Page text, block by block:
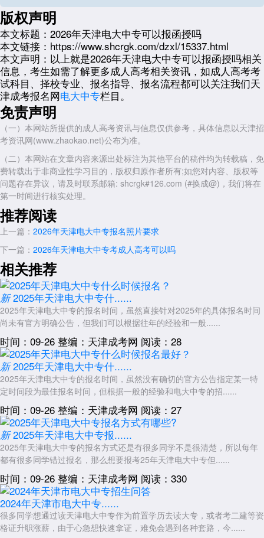
这种学习形式的优势在于灵活性。学员可以根据自己的工作和生活安
排，在任意时间、任意地点登录学习平台。课程视频可以反复观看，方便
学员巩固理解。线上作业有明确的截止时间，帮助学员把握学习进度。
与函授相比，电大中专的线上学习更加系统化和规范化。每门课程都
有完整的教学视频，而不是仅仅依靠文字教材。学习平台会记录学习时
长，作为形成性考核的依据。这种设计既保证了学习的灵活性，也确保了
学习过程的可控性。
电大中专与函授的衔接可能性
虽然2026年天津电大中专本身不是函授形式，但完成电大中专学业
后，可以与函授形式的高等教育进行衔接。电大中专毕业证书是国家认可
的中等学历，可以作为报考成人高考函授专科的学历依据。
这种衔接路径对希望继续提升学历的学员很有价值。通过电大中专学
习掌握基础专业知识后，再通过函授形式攻读专科，可以实现学历层次的
提升。两个阶段的学习形式都是灵活方便的，适合在职人员边工作边学
习。
在专业选择上，学员可以考虑两个阶段的衔接。电大中专学习某个专
业后，函授专科可以选择相同或相近专业，这样知识体系可以延续，学习
起来更加顺畅。也可以选择不同专业，拓展知识面，为职业发展提供更多
可能。
如何选择适合自己的学习形式
对于关心2026年天津电大中专是否可以报函授的学员，更实际的问
题是选择适合自己的学习形式。电大中专适合需要中等学历、学习时间零
学历，为就业或继续升学打下基础。
函授适合已经具备中等学历、希望提升到专科或本科学历的学习者。
函授的学习形式同样灵活，适合在职人员。如果学员目前还没有中等学
历，那么先报读电大中专是合理的选择。获得中专学历后，再考虑是否通
过函授继续深造。
选择学习形式时，还需要考虑个人学习习惯。喜欢通过视频学习的学
员，电大中专的线上课程可能更适合。擅长自学文字材料的学员，对函授
形式可能更容易适应。了解自己的学习偏好，有助于选择更适合的教育形
式。
报名前的信息核实
无论选择哪种学习形式，报名前的信息核实都很重要。对于电大中
专，可以通过中央广播电视中等专业学校官方网站查询招生信息。对于函
授教育，可以通过各地教育考试院官网了解成人高考的招生院校和专业。
版权声明
本文标题： 2026年天津电大中专可以报函授吗
本文链接： https://www.shcrgk.com/dzxl/15337.html
本文声明： 以上就是2026年天津电大中专可以报函授吗相关
信息，考生如需了解更多成人高考相关资讯，如成人高考考
试科目、择校专业、报名指导、报名流程都可以关注我们天
津成考报名网电大中专栏目。
免责声明
（一）本网站所提供的成人高考资讯与信息仅供参考，具体信息以天津招
考资讯网(www.zhaokao.net)公布为准。
（二）本网站在文章内容来源出处标注为其他平台的稿件均为转载稿，免
费转载出于非商业性学习目的，版权归原作者所有;如您对内容、版权等
问题存在异议，请及时联系邮箱: shcrgk#126.com (#换成@)，我们将在
第一时间进行核实处理。
推荐阅读
上一篇： 2026年天津电大中专报名照片要求
下一篇： 2026年天津电大中专考成人高考可以吗
相关推荐
新 2025年天津电大中专什......
2025年天津电大中专的报名时间，虽然直接针对2025年的具体报名时间
尚未有官方明确公告，但我们可以根据往年的经验和一般......
时间：09-26 整编：天津成考网 阅读：28
新 2025年天津电大中专什......
2025年天津电大中专的报名时间，虽然没有确切的官方公告指定某一特
定时间段为最佳报名时间，但根据一般的经验和电大中专的招......
时间：09-26 整编：天津成考网 阅读：27
新 2025年天津电大中专报......
2025年天津电大中专的报名方式还是有很多同学不是很清楚，所以每年
都有很多同学错过报名，那么想要报考25年天津电大中专但......
时间：09-26 整编：天津成考网 阅读：330
2024年天津市电大中专......
很多同学想通过读天津电大中专作为前置学历去读大专，或者考二建等资
格证升职涨薪，由于心急想快速拿证，难免会遇到各种套路，今......